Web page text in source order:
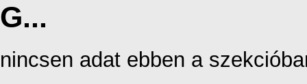
G...
nincsen adat ebben a